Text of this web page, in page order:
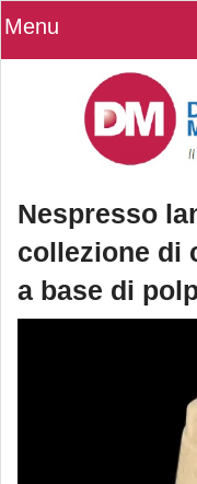
Menu
Nespresso
collezione di
a base di